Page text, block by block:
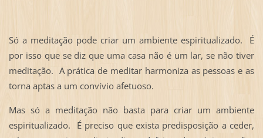
Só a meditação pode criar um ambiente espiritualizado. É
por isso que se diz que uma casa não é um lar, se não tiver
meditação. A prática de meditar harmoniza as pessoas e as
torna aptas a um convívio afetuoso.
Mas só a meditação não basta para criar um ambiente
espiritualizado. É preciso que exista predisposição a ceder,